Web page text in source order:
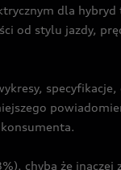
dla
od stylu jazdy,
chyba że inaczej